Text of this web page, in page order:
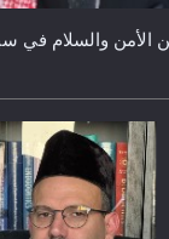
الأمن والسلام في